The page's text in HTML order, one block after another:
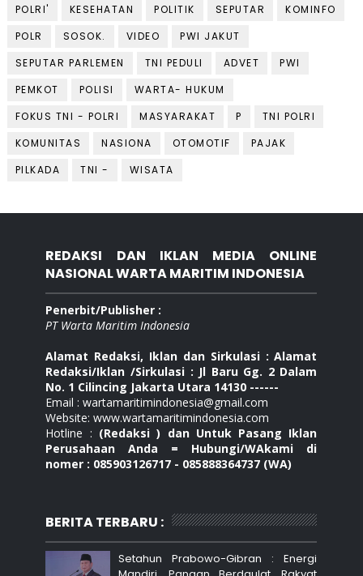
POLRI'
KESEHATAN POLITIK SEPUTAR
KOMINFO
POLR
SOSOK. VIDEO
PWI JAKUT
SEPUTAR PARLEMEN
TNI PEDULI ADVET
PWI
PEMKOT
POLISI
WARTA- HUKUM
FOKUS TNI - POLRI
MASYARAKAT P
TNI POLRI
KOMUNITAS
NASIONA OTOMOTIF
PAJAK
PILKADA
TNI - WISATA
REDAKSI DAN IKLAN MEDIA ONLINE
NASIONAL WARTA MARITIM INDONESIA
Penerbit/Publisher :
PT Warta Maritim Indonesia
Alamat Redaksi, Iklan dan Sirkulasi : Alamat
Redaksi/Iklan /Sirkulasi : Jl Baru Gg. 2 Dalam
No. 1 Cilincing Jakarta Utara 14130 ------
Email : wartamaritimindonesia@gmail.com
Website: www.wartamaritimindonesia.com
Hotline : (Redaksi ) dan Untuk Pasang Iklan
Perusahaan Anda = Hubungi/WAkami di
nomer : 085903126717 - 085888364737 (WA)
BERITA TERBARU :
Setahun Prabowo-Gibran : Energi